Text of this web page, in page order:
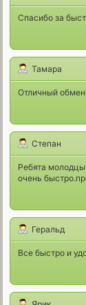
Спасибо за
Тамара
Отличный
Степан
Ребята
очень
Геральд
Все быстро и